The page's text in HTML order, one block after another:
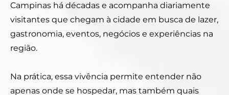
Campinas há décadas e acompanha diariamente
visitantes que chegam à cidade em busca de lazer,
gastronomia, eventos, negócios e experiências na
região.
Na prática, essa vivência permite entender não
apenas onde se hospedar, mas também quais